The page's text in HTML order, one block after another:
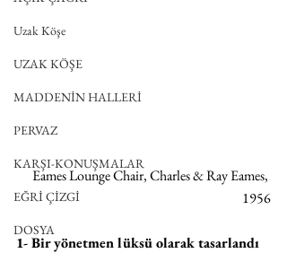
Uzak Köşe
UZAK KÖŞE
MADDENİN HALLERİ
PERVAZ
KARŞI-KONUŞMALAR
EĞRİ ÇİZGİ
DOSYA
Eames Lounge Chair, Charles & Ray Eames,
1956
1- Bir yönetmen lüksü olarak tasarlandı